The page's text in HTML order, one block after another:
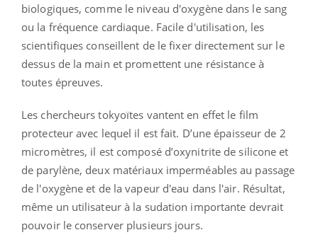
biologiques, comme le niveau d'oxygène dans le sang
ou la fréquence cardiaque. Facile d'utilisation, les
scientifiques conseillent de le fixer directement sur le
dessus de la main et promettent une résistance à
toutes épreuves.
Les chercheurs tokyoïtes vantent en effet le film
protecteur avec lequel il est fait. D’une épaisseur de 2
micromètres, il est composé d’oxynitrite de silicone et
de parylène, deux matériaux imperméables au passage
de l'oxygène et de la vapeur d'eau dans l'air. Résultat,
même un utilisateur à la sudation importante devrait
pouvoir le conserver plusieurs jours.